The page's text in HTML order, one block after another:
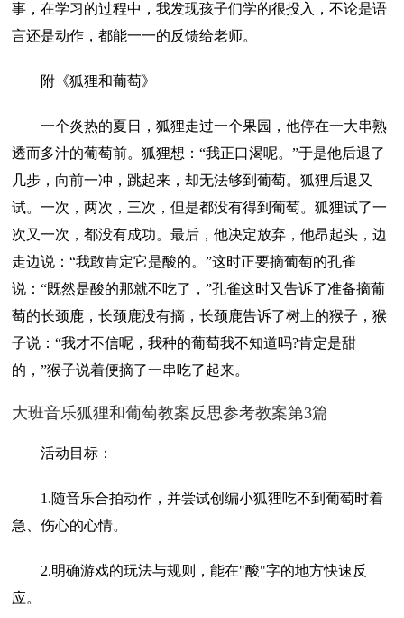
事，在学习的过程中，我发现孩子们学的很投入，不论是语
言还是动作，都能一一的反馈给老师。
附《狐狸和葡萄》
一个炎热的夏日，狐狸走过一个果园，他停在一大串熟
透而多汁的葡萄前。狐狸想：“我正口渴呢。”于是他后退了
几步，向前一冲，跳起来，却无法够到葡萄。狐狸后退又
试。一次，两次，三次，但是都没有得到葡萄。狐狸试了一
次又一次，都没有成功。最后，他决定放弃，他昂起头，边
走边说：“我敢肯定它是酸的。”这时正要摘葡萄的孔雀
说：“既然是酸的那就不吃了，”孔雀这时又告诉了准备摘葡
萄的长颈鹿，长颈鹿没有摘，长颈鹿告诉了树上的猴子，猴
子说：“我才不信呢，我种的葡萄我不知道吗?肯定是甜
的，”猴子说着便摘了一串吃了起来。
大班音乐狐狸和葡萄教案反思参考教案第3篇
活动目标：
1.随音乐合拍动作，并尝试创编小狐狸吃不到葡萄时着
急、伤心的心情。
2.明确游戏的玩法与规则，能在"酸"字的地方快速反
应。